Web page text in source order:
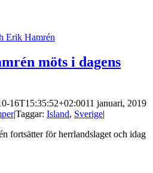
möts i dagens
16T15:35:52+02:0011 januari, 2019
|Taggar: Island, Sverige|
fortsätter för herrlandslaget och idag